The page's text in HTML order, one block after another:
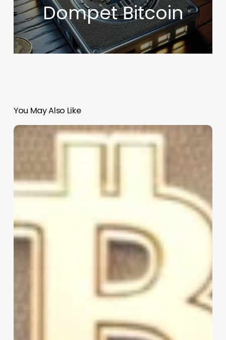
Dompet Bitcoin
You May Also Like